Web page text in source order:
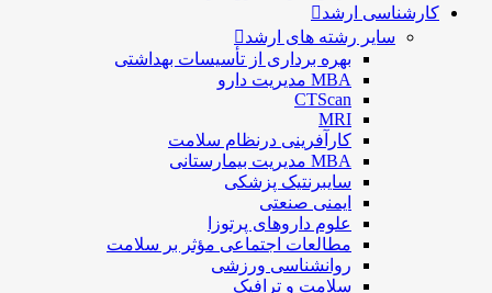
کارشناسی ارشد
سایر رشته های ارشد
بهره برداری از تأسیسات بهداشتی
MBA مدیریت دارو
CTScan
MRI
کارآفرینی درنظام سلامت
MBA مدیریت بیمارستانی
سایبرنتیک پزشکی
ایمنی صنعتی
علوم داروهای پرتوزا
مطالعات اجتماعی مؤثر بر سلامت
روانشناسی ورزشی
سلامت و ترافیک